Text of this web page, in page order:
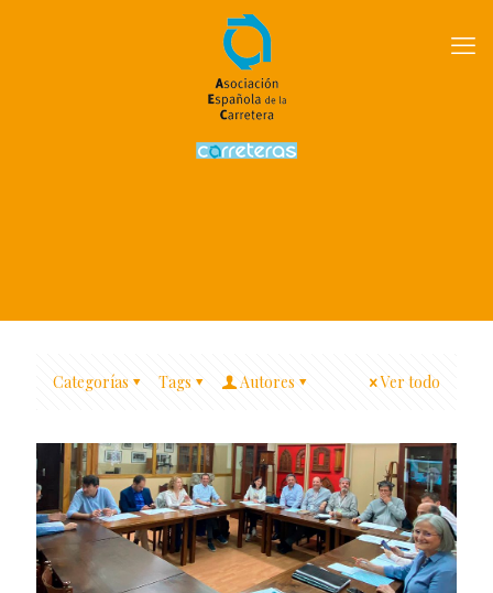
Categorías Tags Autores Ver todo